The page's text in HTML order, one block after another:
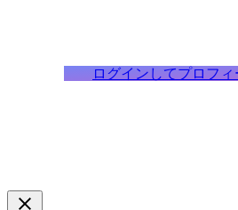
ログインしてプロフ